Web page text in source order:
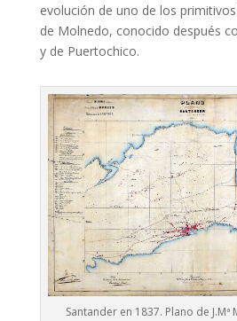
evolución de uno de los
de Molnedo, conocido después
y de Puertochico.
Santander en 1837. Plano de